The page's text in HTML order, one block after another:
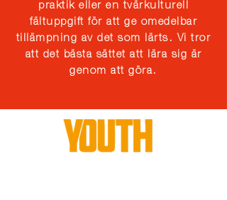
praktik eller en tvärkulturell
fältuppgift för att ge omedelbar
tillämpning av det som lärts. Vi tror
att det bästa sättet att lära sig är
genom att göra.